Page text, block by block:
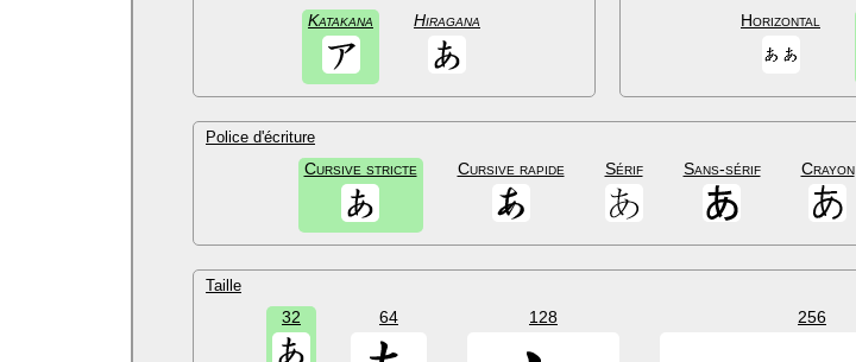
Katakana Hiragana Horizontal
Police d'écriture
Cursive stricte Cursive rapide Sérif Sans-sérif Crayon
Taille
32 64 128 256